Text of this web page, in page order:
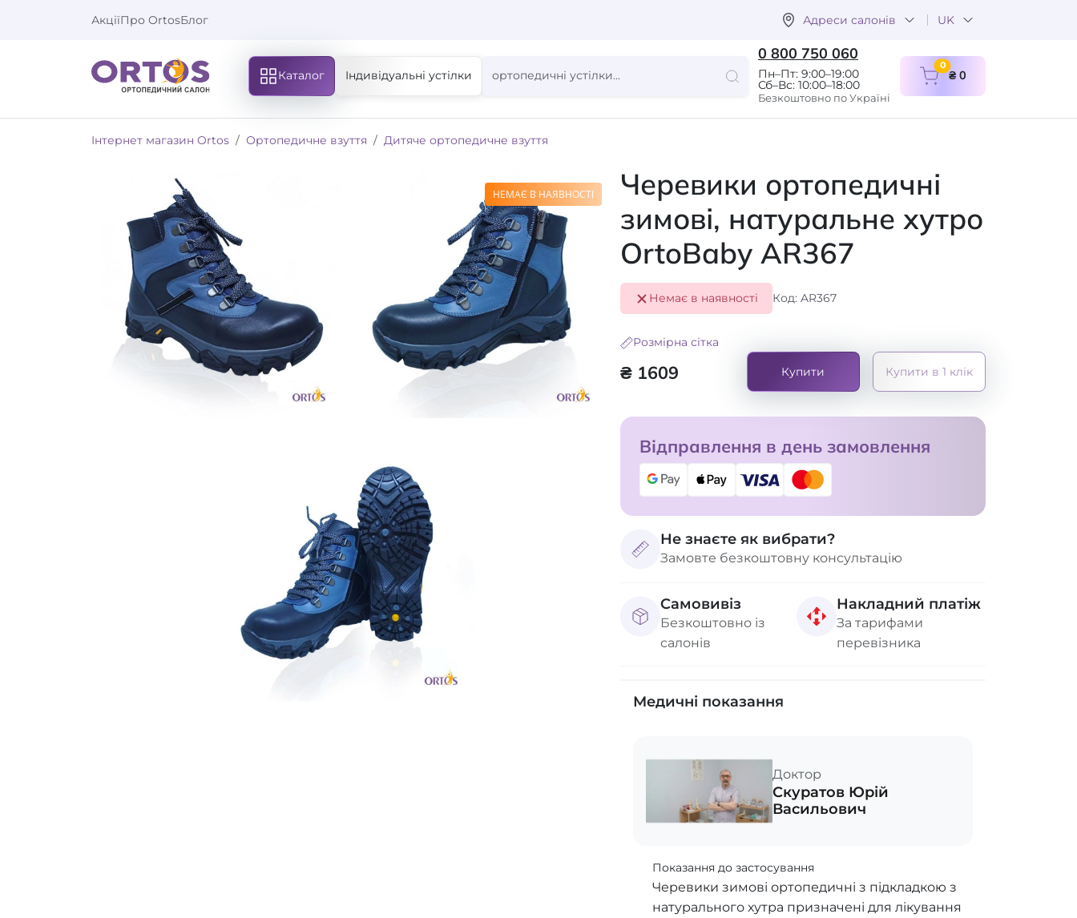
АкціїПро OrtosБлог Адреси салонів UK
Каталог Індивідуальні устілки
0 800 750 060
Пн–Пт: 9:00–19:00
Сб–Вс: 10:00–18:00
Безкоштовно по Україні
0items in cart
₴ 0
Інтернет магазин Ortos Ортопедичне взуття Дитяче ортопедичне взуття
НЕМАЄ В НАЯВНОСТІ
Черевики ортопедичні
зимові, натуральне хутро
ОrtoBaby AR367
Немає в наявності Код: AR367
Розмірна сітка
₴ 1609 Купити Купити в 1 клік
Відправлення в день замовлення
Не знаєте як вибрати?
Замовте безкоштовну консультацію
Самовивіз
Безкоштовно із
салонів
Накладний платіж
За тарифами
перевізника
Медичні показання
Доктор
Скуратов Юрій
Васильович
Показання до застосування
Черевики зимові ортопедичні з підкладкою з
натурального хутра призначені для лікування